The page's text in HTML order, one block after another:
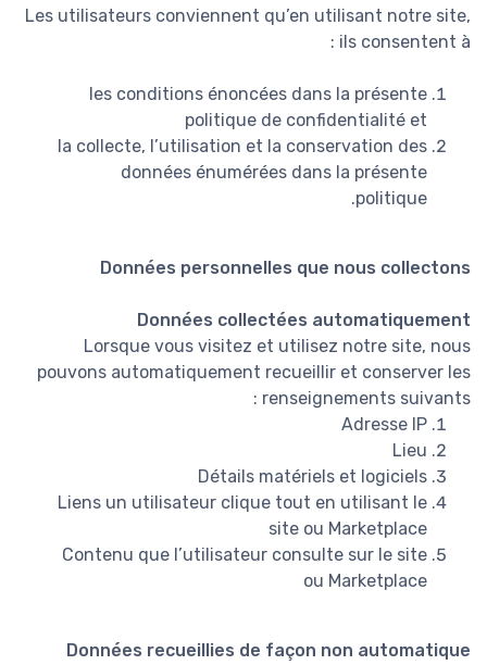
Les utilisateurs conviennent qu’en utilisant notre site,
ils consentent à :
les conditions énoncées dans la présente
politique de confidentialité et
la collecte, l’utilisation et la conservation des
données énumérées dans la présente
politique.
Données personnelles que nous collectons
Données collectées automatiquement
Lorsque vous visitez et utilisez notre site, nous
pouvons automatiquement recueillir et conserver les
renseignements suivants :
Adresse IP
Lieu
Détails matériels et logiciels
Liens un utilisateur clique tout en utilisant le
site ou Marketplace
Contenu que l’utilisateur consulte sur le site
ou Marketplace
Données recueillies de façon non automatique